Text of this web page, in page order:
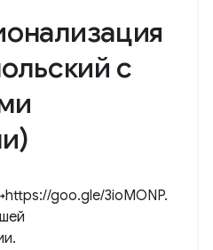
с
goo.gle/3ioMONP.